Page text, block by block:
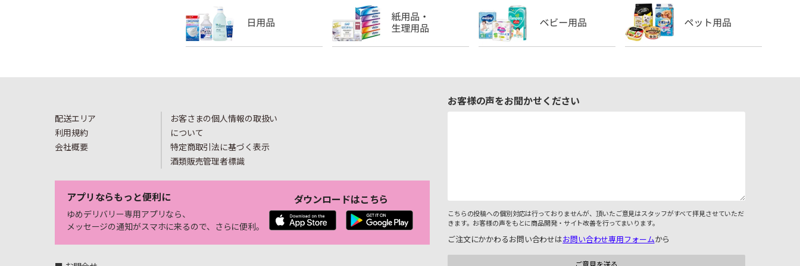
配送エリア
利用規約
会社概要
お客さまの個人情報の取扱い
について
特定商取引法に基づく表示
酒類販売管理者標識
アプリならもっと便利に
ゆめデリバリー専用アプリなら、
メッセージの通知がスマホに来るので、さらに便利。
ダウンロードはこちら
お客様の声をお聞かせください
こちらの投稿への個別対応は行っておりませんが、頂いたご意見はスタッフがすべて拝見させていただ
きます。お客様の声をもとに商品開発・サイト改善を行ってまいります。
ご注文にかかわるお問い合わせはお問い合わせ専用フォームから